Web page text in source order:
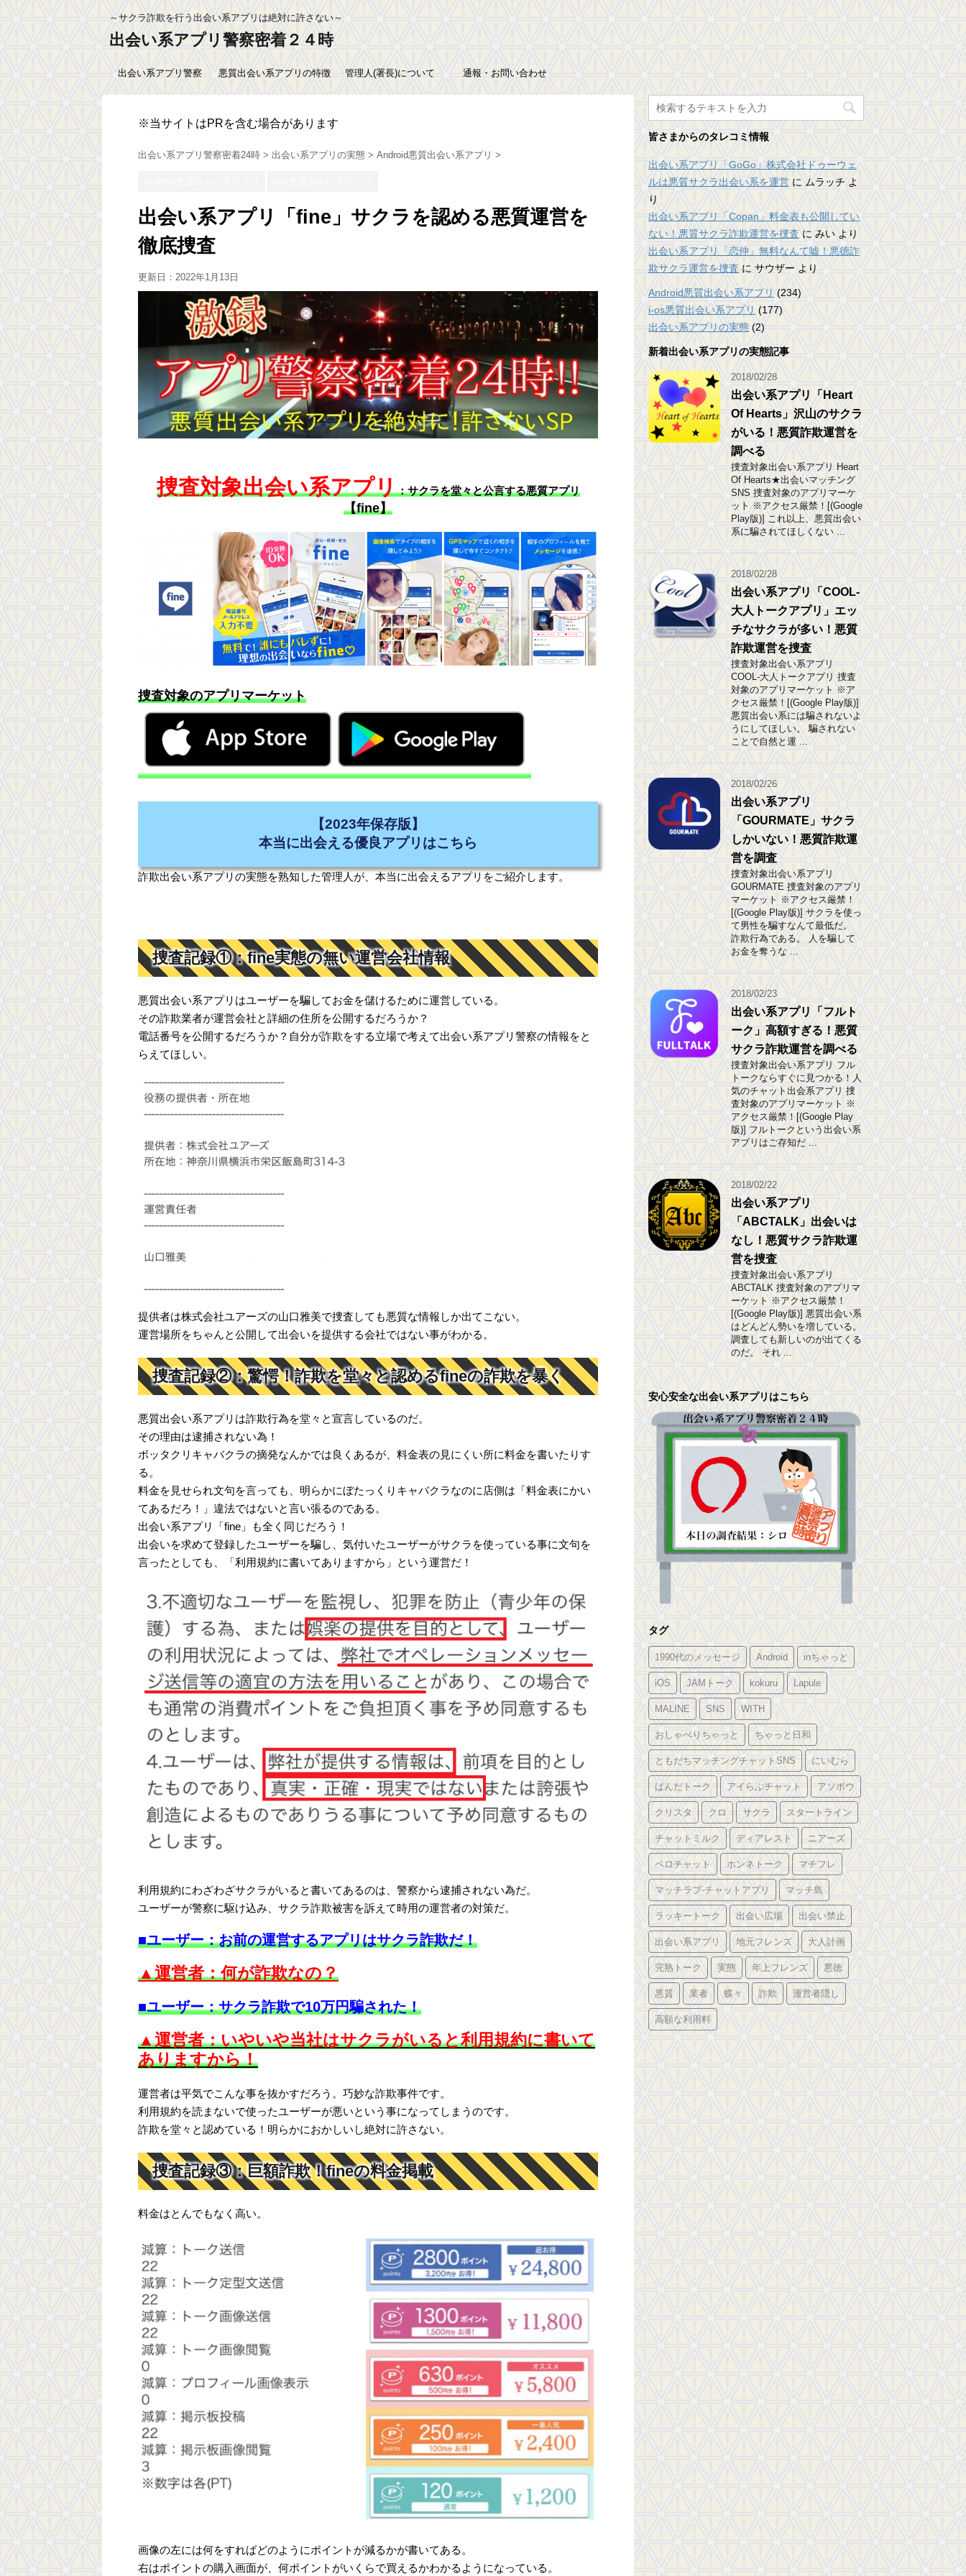
～サクラ詐欺を行う出会い系アプリは絶対に許さない～
出会い系アプリ警察密着２４時
出会い系アプリ警察 悪質出会い系アプリの特徴 管理人(署長)について 通報・お問い合わせ
※当サイトはPRを含む場合があります
出会い系アプリ警察密着24時 > 出会い系アプリの実態 > Android悪質出会い系アプリ >
出会い系アプリ「fine」サクラを認める悪質運営を
徹底捜査
更新日： 2022年1月13日
捜査対象出会い系アプリ：サクラを堂々と公言する悪質アプリ
【fine】
捜査対象のアプリマーケット
【2023年保存版】
本当に出会える優良アプリはこちら
詐欺出会い系アプリの実態を熟知した管理人が、本当に出会えるアプリをご紹介します。
捜査記録①：fine実態の無い運営会社情報
悪質出会い系アプリはユーザーを騙してお金を儲けるために運営している。
その詐欺業者が運営会社と詳細の住所を公開するだろうか？
電話番号を公開するだろうか？自分が詐欺をする立場で考えて出会い系アプリ警察の情報をと
らえてほしい。
提供者は株式会社ユアーズの山口雅美で捜査しても悪質な情報しか出てこない。
運営場所をちゃんと公開して出会いを提供する会社ではない事がわかる。
捜査記録②：驚愕！詐欺を堂々と認めるfineの詐欺を暴く
悪質出会い系アプリは詐欺行為を堂々と宣言しているのだ。
その理由は逮捕されない為！
ボッタクリキャバクラの摘発なんかでは良くあるが、料金表の見にくい所に料金を書いたりす
る。
料金を見せられ文句を言っても、明らかにぼたっくりキャバクラなのに店側は「料金表にかい
てあるだろ！」違法ではないと言い張るのである。
出会い系アプリ「fine」も全く同じだろう！
出会いを求めて登録したユーザーを騙し、気付いたユーザーがサクラを使っている事に文句を
言ったとしても、「利用規約に書いてありますから」という運営だ！
利用規約にわざわざサクラがいると書いてあるのは、警察から逮捕されない為だ。
ユーザーが警察に駆け込み、サクラ詐欺被害を訴えて時用の運営者の対策だ。
■ユーザー：お前の運営するアプリはサクラ詐欺だ！
▲運営者：何が詐欺なの？
■ユーザー：サクラ詐欺で10万円騙された！
▲運営者：いやいや当社はサクラがいると利用規約に書いて
ありますから！
運営者は平気でこんな事を抜かすだろう。巧妙な詐欺事件です。
利用規約を読まないで使ったユーザーが悪いという事になってしまうのです。
詐欺を堂々と認めている！明らかにおかしいし絶対に許さない。
捜査記録③：巨額詐欺！fineの料金掲載
料金はとんでもなく高い。
画像の左には何をすればどのようにポイントが減るかが書いてある。
右はポイントの購入画面が、何ポイントがいくらで買えるかわかるようになっている。
皆さまからのタレコミ情報
出会い系アプリ「GoGo」株式会社ドゥーウェ
ルは悪質サクラ出会い系を運営 に ムラッチ よ
り
出会い系アプリ「Copan」料金表も公開してい
ない！悪質サクラ詐欺運営を捜査 に みい より
出会い系アプリ「恋仲」無料なんて嘘！悪徳詐
欺サクラ運営を捜査 に サウザー より
Android悪質出会い系アプリ (234)
i-os悪質出会い系アプリ (177)
出会い系アプリの実態 (2)
新着出会い系アプリの実態記事
2018/02/28
出会い系アプリ「Heart
Of Hearts」沢山のサクラ
がいる！悪質詐欺運営を
調べる
捜査対象出会い系アプリ Heart
Of Hearts★出会いマッチング
SNS 捜査対象のアプリマーケ
ット ※アクセス厳禁！[(Google
Play版)] これ以上、悪質出会い
系に騙されてほしくない ...
2018/02/28
出会い系アプリ「COOL-
大人トークアプリ」エッ
チなサクラが多い！悪質
詐欺運営を捜査
捜査対象出会い系アプリ
COOL-大人トークアプリ 捜査
対象のアプリマーケット ※ア
クセス厳禁！[(Google Play版)]
悪質出会い系には騙されないよ
うにしてほしい。 騙されない
ことで自然と運 ...
2018/02/26
出会い系アプリ
「GOURMATE」サクラ
しかいない！悪質詐欺運
営を調査
捜査対象出会い系アプリ
GOURMATE 捜査対象のアプリ
マーケット ※アクセス厳禁！
[(Google Play版)] サクラを使っ
て男性を騙すなんて最低だ。
詐欺行為である。 人を騙して
お金を奪うな ...
2018/02/23
出会い系アプリ「フルト
ーク」高額すぎる！悪質
サクラ詐欺運営を調べる
捜査対象出会い系アプリ フル
トークならすぐに見つかる！人
気のチャット出会系アプリ 捜
査対象のアプリマーケット ※
アクセス厳禁！[(Google Play
版)] フルトークという出会い系
アプリはご存知だ ...
2018/02/22
出会い系アプリ
「ABCTALK」出会いは
なし！悪質サクラ詐欺運
営を捜査
捜査対象出会い系アプリ
ABCTALK 捜査対象のアプリマ
ーケット ※アクセス厳禁！
[(Google Play版)] 悪質出会い系
はどんどん勢いを増している。
調査しても新しいのが出てくる
のだ。 それ ...
安心安全な出会い系アプリはこちら
タグ
1990代のメッセージ Android inちゃっと
iOS JAMトーク kokuru Lapule
MALINE SNS WITH
おしゃべりちゃっと ちゃっと日和
ともだちマッチングチャットSNS にいむら
ぱんだトーク アイらぶチャット アソボウ
クリスタ クロ サクラ スタートライン
チャットミルク ディアレスト ニアーズ
ペロチャット ホンネトーク マチフレ
マッチラブ-チャットアプリ マッチ島
ラッキートーク 出会い広場 出会い禁止
出会い系アプリ 地元フレンズ 大人計画
完熟トーク 実態 年上フレンズ 悪徳
悪質 業者 蝶々 詐欺 運営者隠し
高額な利用料